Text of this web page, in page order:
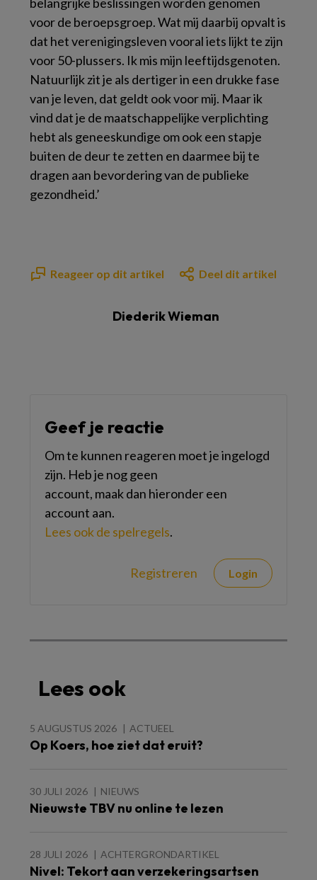
voor de beroepsgroep. Wat mij daarbij opvalt is
dat het verenigingsleven vooral iets lijkt te zijn
voor 50-plussers. Ik mis mijn leeftijdsgenoten.
Natuurlijk zit je als dertiger in een drukke fase
van je leven, dat geldt ook voor mij. Maar ik
vind dat je de maatschappelijke verplichting
hebt als geneeskundige om ook een stapje
buiten de deur te zetten en daarmee bij te
dragen aan bevordering van de publieke
gezondheid.’
Reageer op dit artikel Deel dit artikel
Diederik Wieman
Geef je reactie
Om te kunnen reageren moet je ingelogd
zijn. Heb je nog geen
account, maak dan hieronder een
account aan.
Lees ook de spelregels.
Registreren Login
Lees ook
5 AUGUSTUS 2026 ACTUEEL
Op Koers, hoe ziet dat eruit?
30 JULI 2026 NIEUWS
Nieuwste TBV nu online te lezen
28 JULI 2026 ACHTERGRONDARTIKEL
Nivel: Tekort aan verzekeringsartsen